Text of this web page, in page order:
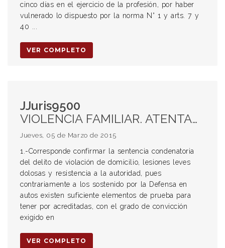
cinco días en el ejercicio de la profesión, por haber
vulnerado lo dispuesto por la norma N° 1 y arts. 7 y
40 ...
VER COMPLETO
JJuris9500
VIOLENCIA FAMILIAR. ATENTADO Y RESISTENCIA A LA AUTORIDAD. SENTENCIA CONDENATORIA. VIOLACIÓN DE DOMICILIO. LESIONES LEVES. PROHIBICIÓN DE ACERCAMIENTO. PROTECCIÓN DE PERSONAS. HECHO DELICTIVO; CAUSALES EXCULPATORIAS. ART. 34 CP. INCONSCIENCIA. EBRIEDAD. AMNESIS.
Jueves, 05 de Marzo de 2015
1.-Corresponde confirmar la sentencia condenatoria
del delito de violación de domicilio, lesiones leves
dolosas y resistencia a la autoridad, pues
contrariamente a los sostenido por la Defensa en
autos existen suficiente elementos de prueba para
tener por acreditadas, con el grado de convicción
exigido en
VER COMPLETO